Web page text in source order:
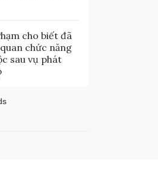
cho biết đã
chức năng
sau vụ phát